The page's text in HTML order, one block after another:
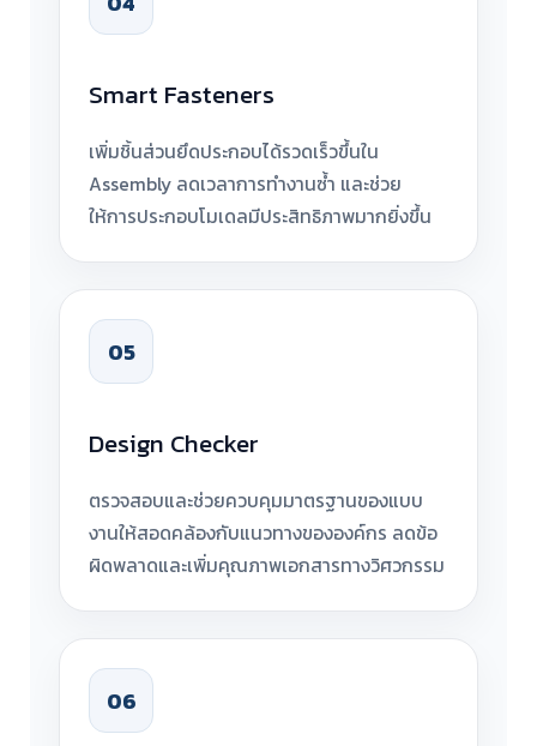
Smart Fasteners
เพิ่มชิ้นส่วนยึดประกอบได้รวดเร็วขึ้นใน
Assembly ลดเวลาการทำงานซ้ำ และช่วย
ให้การประกอบโมเดลมีประสิทธิภาพมากยิ่งขึ้น
05
Design Checker
ตรวจสอบและช่วยควบคุมมาตรฐานของแบบ
งานให้สอดคล้องกับแนวทางขององค์กร ลดข้อ
ผิดพลาดและเพิ่มคุณภาพเอกสารทางวิศวกรรม
06